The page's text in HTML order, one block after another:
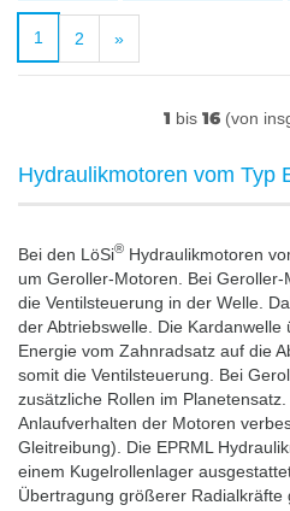
1 2 »
1 bis 16 (von
Hydraulikmotoren vom Typ
Bei den LöSi® Hydraulikmotoren
um Geroller-Motoren. Bei
die Ventilsteuerung in der Welle.
der Abtriebswelle. Die
Energie vom Zahnradsatz auf die
somit die Ventilsteuerung. Bei
zusätzliche Rollen im
Anlaufverhalten der Motoren
Gleitreibung). Die EPRML
einem Kugelrollenlager
Übertragung größerer Radialkräfte